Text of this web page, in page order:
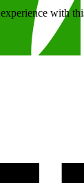
with